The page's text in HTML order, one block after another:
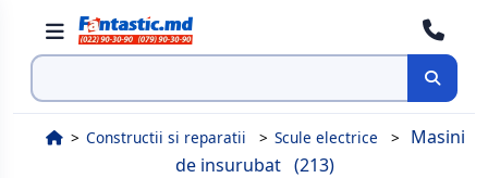
Cauta
Constructii si reparatii Scule electrice
Masini
de insurubat (213)